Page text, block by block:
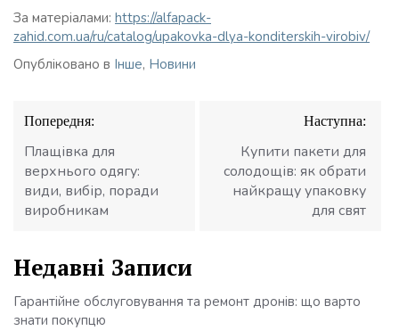
За матеріалами: https://alfapack-
zahid.com.ua/ru/catalog/upakovka-dlya-konditerskih-virobiv/
Опубліковано в Інше, Новини
Навігація
записів
Попередня:
Плащівка для
верхнього одягу:
види, вибір, поради
виробникам
Наступна:
Купити пакети для
солодощів: як обрати
найкращу упаковку
для свят
Недавні Записи
Гарантійне обслуговування та ремонт дронів: що варто
знати покупцю